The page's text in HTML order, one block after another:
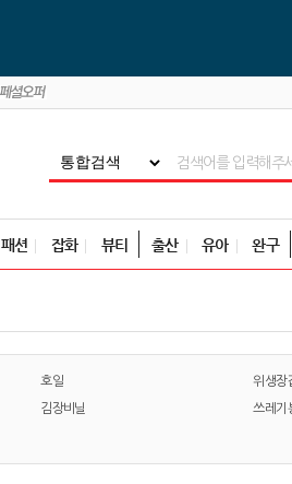
패션 잡화 뷰티 출산 유아 완구
호일 위생장
김장비닐 쓰레기